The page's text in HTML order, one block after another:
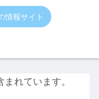
情報サイト
れています。